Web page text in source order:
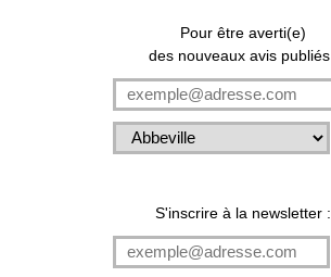
Pour être averti(e)
des nouveaux avis
S'inscrire à la newsletter :